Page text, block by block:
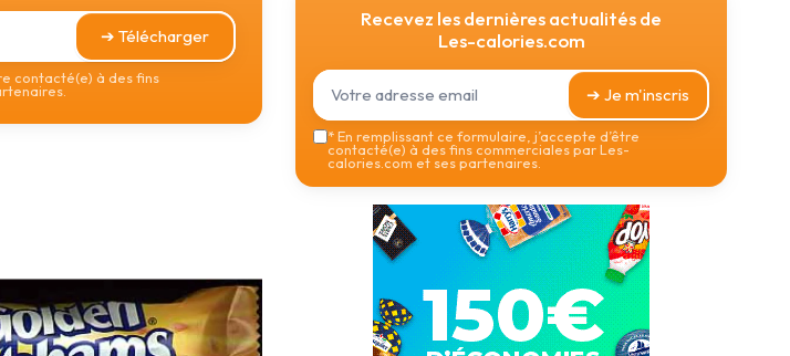
➔ Télécharger
contacté(e) à des fins
Recevez les dernières actualités de
Les-calories.com
➔ Je m'inscris
*En remplissant ce formulaire, j’accepte d’être
contacté(e) à des fins commerciales par Les-
calories.com et ses partenaires.